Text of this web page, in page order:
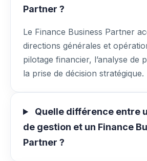
Partner ?
Le Finance Business Partner
directions générales et
pilotage financier, l’analyse de
la prise de décision stratégique.
Quelle différence entre
de gestion et un Finance
Partner ?